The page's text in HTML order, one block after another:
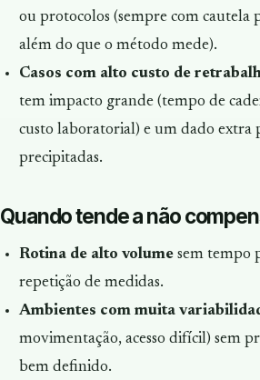
ou protocolos (sempre com cautela
além do que o método mede).
Casos com alto custo de
tem impacto grande (tempo de
custo laboratorial) e um dado extra
precipitadas.
Quando tende a não
Rotina de alto volumesem tempo
repetição de medidas.
Ambientes com muita
movimentação, acesso difícil) sem
bem definido.